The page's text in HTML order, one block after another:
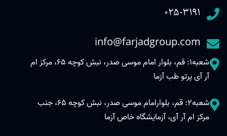
۰۲۵-۳۱۹۱
info@farjadgroup.com
شعبه1: قم، بلوار امام موسی صدر، نبش کوچه 65، مرکز ام
آر آی پرتو طب آزما
شعبه2: قم، بلوارامام موسی صدر، نبش کوچه 65، جنب
مرکز ام آر آی، آزمایشگاه خاص آزما